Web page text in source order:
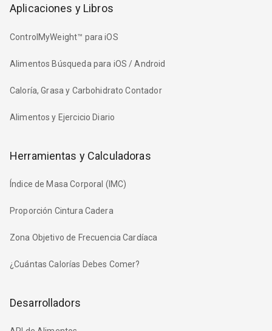
Aplicaciones y Libros
ControlMyWeight™ para iOS
Alimentos Búsqueda para iOS / Android
Caloría, Grasa y Carbohidrato Contador
Alimentos y Ejercicio Diario
Herramientas y Calculadoras
Índice de Masa Corporal (IMC)
Proporción Cintura Cadera
Zona Objetivo de Frecuencia Cardíaca
¿Cuántas Calorías Debes Comer?
Desarrolladors